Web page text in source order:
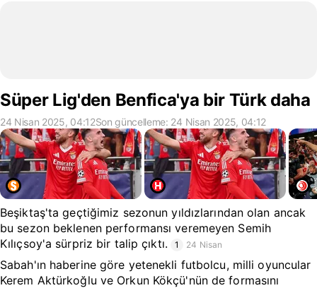
Süper Lig'den Benfica'ya bir Türk daha
24 Nisan 2025, 04:12Son güncelleme: 24 Nisan 2025, 04:12
Beşiktaş'ta geçtiğimiz sezonun yıldızlarından olan ancak
bu sezon beklenen performansı veremeyen Semih
Kılıçsoy'a sürpriz bir talip çıktı.
1 24 Nisan
Sabah'ın haberine göre yetenekli futbolcu, milli oyuncular
Kerem Aktürkoğlu ve Orkun Kökçü'nün de formasını